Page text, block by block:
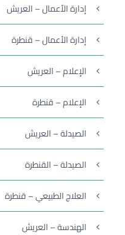
إدارة الأعمال – العريش
إدارة الأعمال – قنطرة
الإعلام – العريش
الإعلام – قنطرة
الصيدلة – العريش
الصيدلة – القنطرة
العلاج الطبيعي – قنطرة
الهندسة – العريش